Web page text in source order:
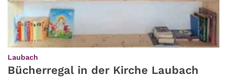
Laubach
Bücherregal in der Kirche Laubach